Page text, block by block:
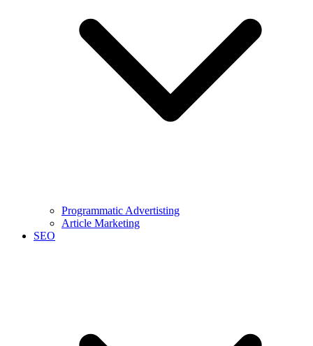
Programmatic Advertisting
Article Marketing
SEO